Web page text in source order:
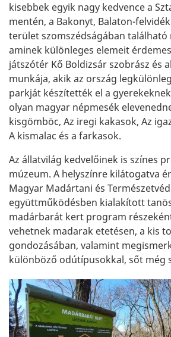
kisebbek egyik nagy kedvence a
mentén, a Bakonyt, Balaton-
terület szomszédságában
aminek különleges elemeit
játszótér Kő Boldizsár szobrász és
munkája, akik az ország
parkját készítették el a
olyan magyar népmesék
kisgömböc, Az iregi kakasok, Az
A kismalac és a farkasok.
Az állatvilág kedvelőinek is színes
múzeum. A helyszínre kilátogatva
Magyar Madártani és
együttműködésben kialakított
madárbarát kert program
vehetnek madarak etetésen, a kis
gondozásában, valamint
különböző odútípusokkal, sőt még